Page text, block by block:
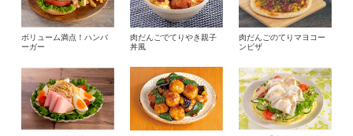
ボリューム満点！ハンバ
ーガー
肉だんごでてりやき親子
丼風
肉だんごのてりマヨコー
ンピザ